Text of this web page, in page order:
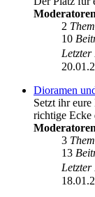
2
10
Dioramen
Setzt ihr
richtige Ecke
3
13